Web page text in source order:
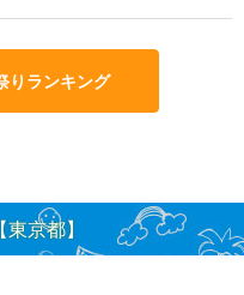
りランキング
京都】